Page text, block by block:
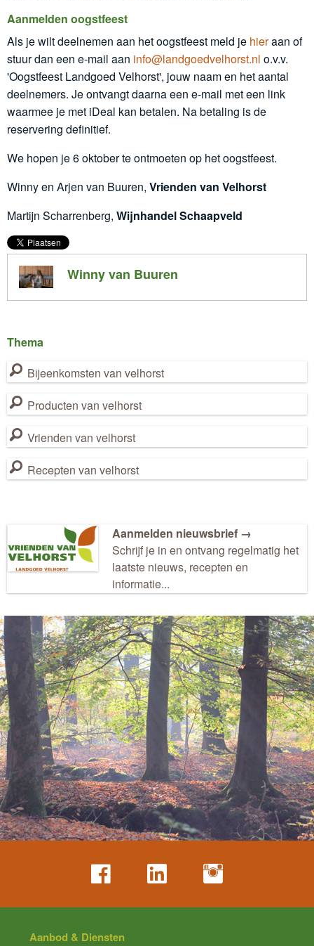
Aanmelden oogstfeest
Als je wilt deelnemen aan het oogstfeest meld je hieraan of
stuur dan een e-mail aan info@landgoedvelhorst.nl o.v.v.
'Oogstfeest Landgoed Velhorst', jouw naam en het aantal
deelnemers. Je ontvangt daarna een e-mail met een link
waarmee je met iDeal kan betalen. Na betaling is de
reservering definitief.
We hopen je 6 oktober te ontmoeten op het oogstfeest.
Winny en Arjen van Buuren, Vrienden van Velhorst
Martijn Scharrenberg, Wijnhandel Schaapveld
Winny van Buuren
Thema
Bijeenkomsten van velhorst
Producten van velhorst
Vrienden van velhorst
Recepten van velhorst
Aanmelden nieuwsbrief →
Schrijf je in en ontvang regelmatig het
laatste nieuws, recepten en
informatie...
Aanbod & Diensten